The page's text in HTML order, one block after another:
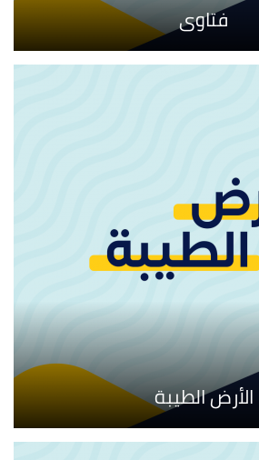
فتاوى
الأرض الطيبة